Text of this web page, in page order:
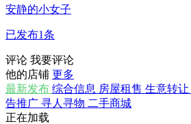
安静的小女子
已发布1条
评论 我要评论
他的店铺 更多
最新发布 综合信息 房屋租售 生意转让
告推广 寻人寻物 二手商城
正在加载